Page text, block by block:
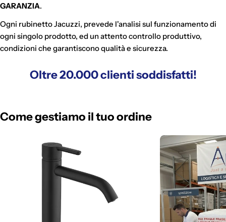
GARANZIA.
Ogni rubinetto Jacuzzi, prevede l'analisi sul funzionamento di
ogni singolo prodotto, ed un attento controllo produttivo,
condizioni che garantiscono qualità e sicurezza.
Oltre 20.000 clienti soddisfatti!
Come gestiamo il tuo ordine